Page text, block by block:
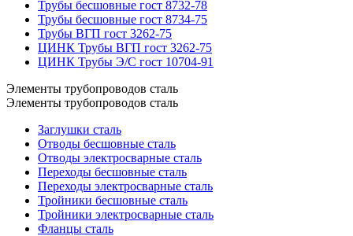
Трубы бесшовные гост 8732-78
Трубы бесшовные гост 8734-75
Трубы ВГП гост 3262-75
ЦИНК Трубы ВГП гост 3262-75
ЦИНК Трубы Э/С гост 10704-91
Элементы трубопроводов сталь
Элементы трубопроводов сталь
Заглушки сталь
Отводы бесшовные сталь
Отводы электросварные сталь
Переходы бесшовные сталь
Переходы электросварные сталь
Тройники бесшовные сталь
Тройники электросварные сталь
Фланцы сталь